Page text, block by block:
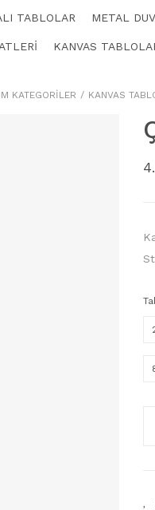
TABLOLAR METAL
KANVAS
KATEGORİLER KANVAS